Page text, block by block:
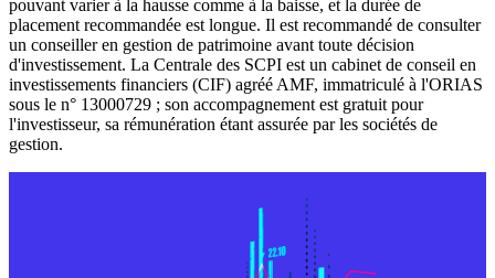
pouvant varier à la hausse comme à la baisse, et la durée de
placement recommandée est longue. Il est recommandé de consulter
un conseiller en gestion de patrimoine avant toute décision
d'investissement. La Centrale des SCPI est un cabinet de conseil en
investissements financiers (CIF) agréé AMF, immatriculé à l'ORIAS
sous le n° 13000729 ; son accompagnement est gratuit pour
l'investisseur, sa rémunération étant assurée par les sociétés de
gestion.